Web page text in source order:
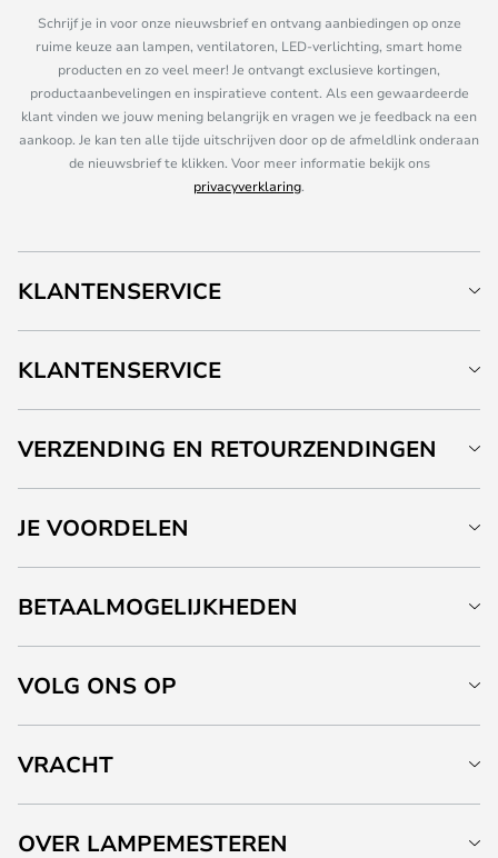
Schrijf je in voor onze nieuwsbrief en ontvang aanbiedingen op onze
ruime keuze aan lampen, ventilatoren, LED-verlichting, smart home
producten en zo veel meer! Je ontvangt exclusieve kortingen,
productaanbevelingen en inspiratieve content. Als een gewaardeerde
klant vinden we jouw mening belangrijk en vragen we je feedback na een
aankoop. Je kan ten alle tijde uitschrijven door op de afmeldlink onderaan
de nieuwsbrief te klikken. Voor meer informatie bekijk ons
privacyverklaring.
KLANTENSERVICE
KLANTENSERVICE
VERZENDING EN RETOURZENDINGEN
JE VOORDELEN
BETAALMOGELIJKHEDEN
VOLG ONS OP
VRACHT
OVER LAMPEMESTEREN